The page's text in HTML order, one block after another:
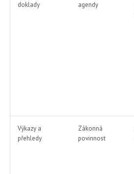
doklady
agendy
Výkazy a
přehledy
Zákonná
povinnost